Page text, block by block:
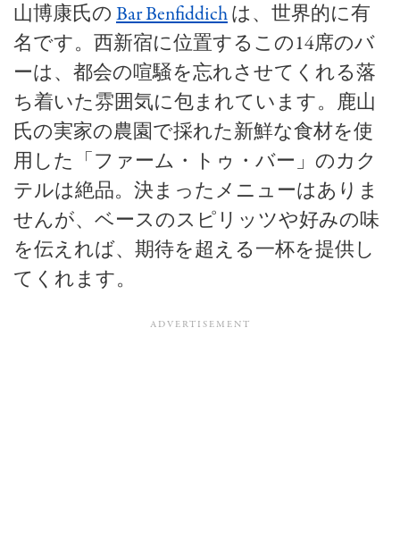
山博康氏の Bar Benfiddichは、世界的に有
名です。西新宿に位置するこの14席のバ
ーは、都会の喧騒を忘れさせてくれる落
ち着いた雰囲気に包まれています。鹿山
氏の実家の農園で採れた新鮮な食材を使
用した「ファーム・トゥ・バー」のカク
テルは絶品。決まったメニューはありま
せんが、ベースのスピリッツや好みの味
を伝えれば、期待を超える一杯を提供し
てくれます。